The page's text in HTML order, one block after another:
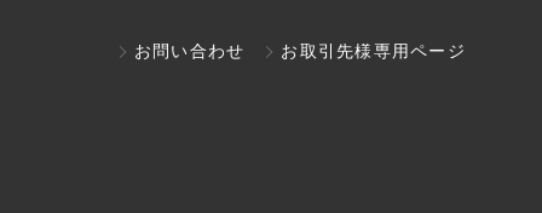
お問い合わせ お取引先様専用ページ